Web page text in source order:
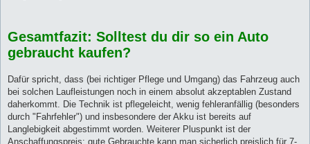
Gesamtfazit: Solltest du dir so ein Auto
gebraucht kaufen?
Dafür spricht, dass (bei richtiger Pflege und Umgang) das Fahrzeug auch
bei solchen Laufleistungen noch in einem absolut akzeptablen Zustand
daherkommt. Die Technik ist pflegeleicht, wenig fehleranfällig (besonders
durch "Fahrfehler") und insbesondere der Akku ist bereits auf
Langlebigkeit abgestimmt worden. Weiterer Pluspunkt ist der
Anschaffungspreis: gute Gebrauchte kann man sicherlich preislich für 7-